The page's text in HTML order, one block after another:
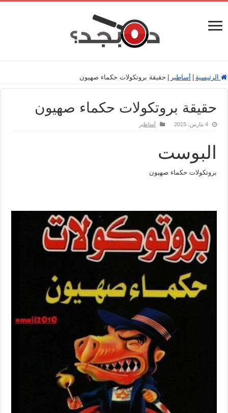
الرئيسية أساطير حقيقة بروتكولات حكماء صهيون
حقيقة بروتكولات حكماء صهيون
4 مارس، 2015 أساطير
البوست
بروتكولات حكماء صهيون